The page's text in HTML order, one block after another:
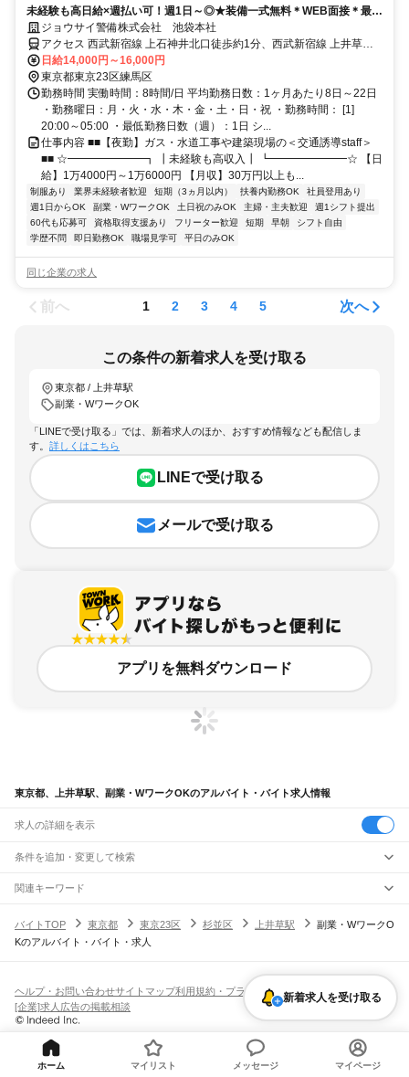
未経験も高日給×週払い可！週1日～◎★装備一式無料＊WEB面接＊最短
入社翌日研修可
ジョウサイ警備株式会社 池袋本社
アクセス 西武新宿線 上石神井北口徒歩約1分、西武新宿線 上井草北
口徒歩約16分、西武新宿線 武蔵関南口徒歩約19分 上石神井駅周辺/直
行直帰OK
日給14,000円～16,000円
東京都東京23区練馬区
勤務時間 実働時間：8時間/日 平均勤務日数：1ヶ月あたり8日～22日
・勤務曜日：月・火・水・木・金・土・日・祝 ・勤務時間： [1]
20:00～05:00 ・最低勤務日数（週）：1日 シ...
仕事内容 ■■【夜勤】ガス・水道工事や建築現場の＜交通誘導staff＞
■■ ☆━━━━━━━┓ ┃未経験も高収入┃ ┗━━━━━━━☆ 【日
給】1万4000円～1万6000円 【月収】30万円以上も...
制服あり 業界未経験者歓迎 短期（3ヵ月以内） 扶養内勤務OK
社員登用あり
週1日からOK
副業・WワークOK 土日祝のみOK 主婦・主夫歓迎
週1シフト提出
60代も応募可
資格取得支援あり フリーター歓迎 短期 早朝
シフト自由
学歴不問
即日勤務OK 職場見学可 平日のみOK
同じ企業の求人
前へ 1 2 3 4 5 次へ
この条件の新着求人を受け取る
東京都 / 上井草駅
副業・WワークOK
「LINEで受け取る」では、新着求人のほか、おすすめ情報なども配信しま
す。 詳しくはこちら
LINEで受け取る
メールで受け取る
アプリを無料ダウンロード
東京都、上井草駅、副業・WワークOKのアルバイト・バイト求人情報
求人の詳細を表示
条件を追加・変更して検索
市区町村を追加・変更
東京都すべて
東京23区 すべて
板橋区練馬区足立区葛飾区
江戸川区
八王子市立川市武蔵野市 昭島市
小平市日野市
東久留米市
多摩市 あきる野市 大島町利島村
新島村
御蔵島村 青ヶ島村
駅を追加・変更
JR山手線
大崎駅五反田駅目黒駅恵比寿駅 代々木駅新宿駅
高田馬場駅
西日暮里駅日暮里駅鶯谷駅
上野駅
神田駅 新橋駅
高輪ゲートウェイ駅
品川駅
職種を追加・変更
飲食・フードサービスすべて
ホールスタッフキッチンスタッフ 皿洗い・洗い場 精肉・鮮魚加工給食調理
パン屋（ベーカリー）
バー（BAR）・バーテンダー
営業・販売
営業・販売
人気
日払いOK高校生歓迎 髪型・髪色自由ひげOKネイルOK
勤務期間
短期単発・1日OK
期間限定（春夏冬休み等）
雇用形態を追加・変更
正社員
契約社員
都道府県を変更
関連キーワード
バイトTOP
東京都 東京23区 杉並区 上井草駅
副業・WワークO
Kのアルバイト・バイト・求人
新着求人を受け取る
ヘルプ・お問い合わせサイトマップ利用規約・プライバシーポリシー
[企業]求人広告の掲載相談
ホーム マイリスト メッセージ マイページ